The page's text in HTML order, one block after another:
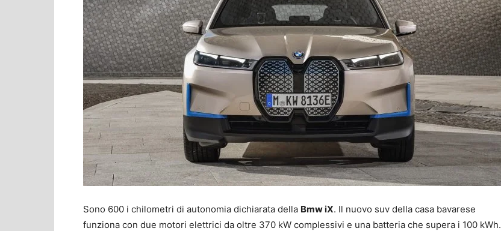
Sono 600 i chilometri di autonomia dichiarata della Bmw iX. Il nuovo suv della casa bavarese
funziona con due motori elettrici da oltre 370 kW complessivi e una batteria che supera i 100 kWh.